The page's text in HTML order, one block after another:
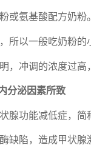
或氨基酸配方奶
，所以一般吃奶粉
，冲调的浓度过高
分泌因素所致
腺功能减低症，
缺陷，造成甲状